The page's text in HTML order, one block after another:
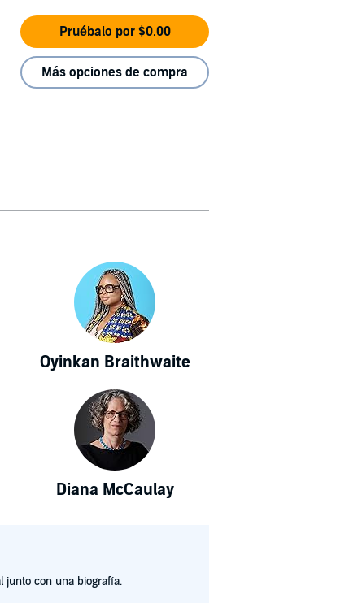
Pruébalo por $0.00
Más opciones de compra
Oyinkan Braithwaite
Diana McCaulay
junto con una biografía.